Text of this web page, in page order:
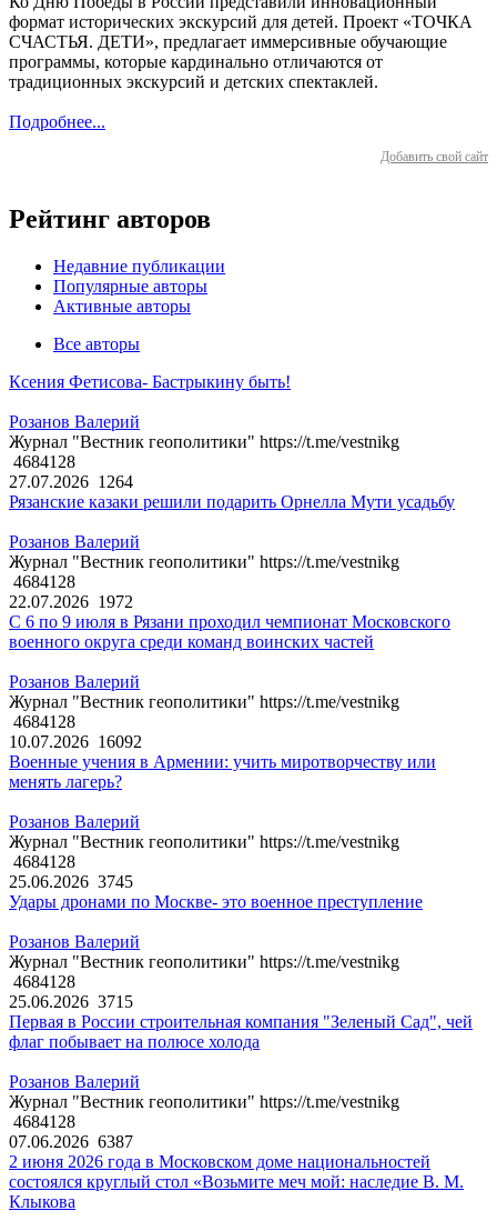
формат исторических экскурсий для детей. Проект «ТОЧКА
СЧАСТЬЯ. ДЕТИ», предлагает иммерсивные обучающие
программы, которые кардинально отличаются от
традиционных экскурсий и детских спектаклей.
Подробнее...
Добавить свой сайт
Рейтинг авторов
Недавние публикации
Популярные авторы
Активные авторы
Все авторы
Ксения Фетисова- Бастрыкину быть!
Розанов Валерий
Журнал "Вестник геополитики" https://t.me/vestnikg
4684128
27.07.2026 1264
Рязанские казаки решили подарить Орнелла Мути усадьбу
Розанов Валерий
Журнал "Вестник геополитики" https://t.me/vestnikg
4684128
22.07.2026 1972
С 6 по 9 июля в Рязани проходил чемпионат Московского
военного округа среди команд воинских частей
Розанов Валерий
Журнал "Вестник геополитики" https://t.me/vestnikg
4684128
10.07.2026 16092
Военные учения в Армении: учить миротворчеству или
менять лагерь?
Розанов Валерий
Журнал "Вестник геополитики" https://t.me/vestnikg
4684128
25.06.2026 3745
Удары дронами по Москве- это военное преступление
Розанов Валерий
Журнал "Вестник геополитики" https://t.me/vestnikg
4684128
25.06.2026 3715
Первая в России строительная компания "Зеленый Сад", чей
флаг побывает на полюсе холода
Розанов Валерий
Журнал "Вестник геополитики" https://t.me/vestnikg
4684128
07.06.2026 6387
2 июня 2026 года в Московском доме национальностей
состоялся круглый стол «Возьмите меч мой: наследие В. М.
Клыкова